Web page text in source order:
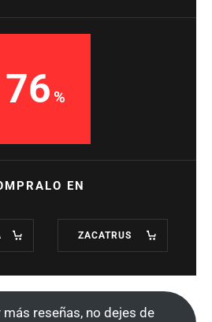
76
EN
ZACATRUS
reseñas, no dejes de